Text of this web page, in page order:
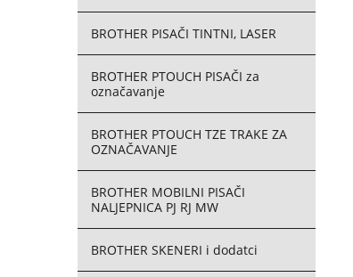
BROTHER PISAČI TINTNI, LASER
BROTHER PTOUCH PISAČI za
označavanje
BROTHER PTOUCH TZE TRAKE ZA
OZNAČAVANJE
BROTHER MOBILNI PISAČI
NALJEPNICA PJ RJ MW
BROTHER SKENERI i dodatci